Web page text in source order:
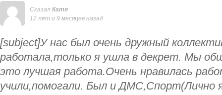
Сказал Катя
12 лет и 9 месяцев назад
[subject]У нас был очень дружный
работала,только я ушла в декрет. Мы
это лучшая работа.Очень нравилась
учили,помогали. Был и ДМС,Спорт(Лично